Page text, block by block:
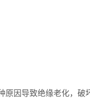
因导致绝缘老化，破